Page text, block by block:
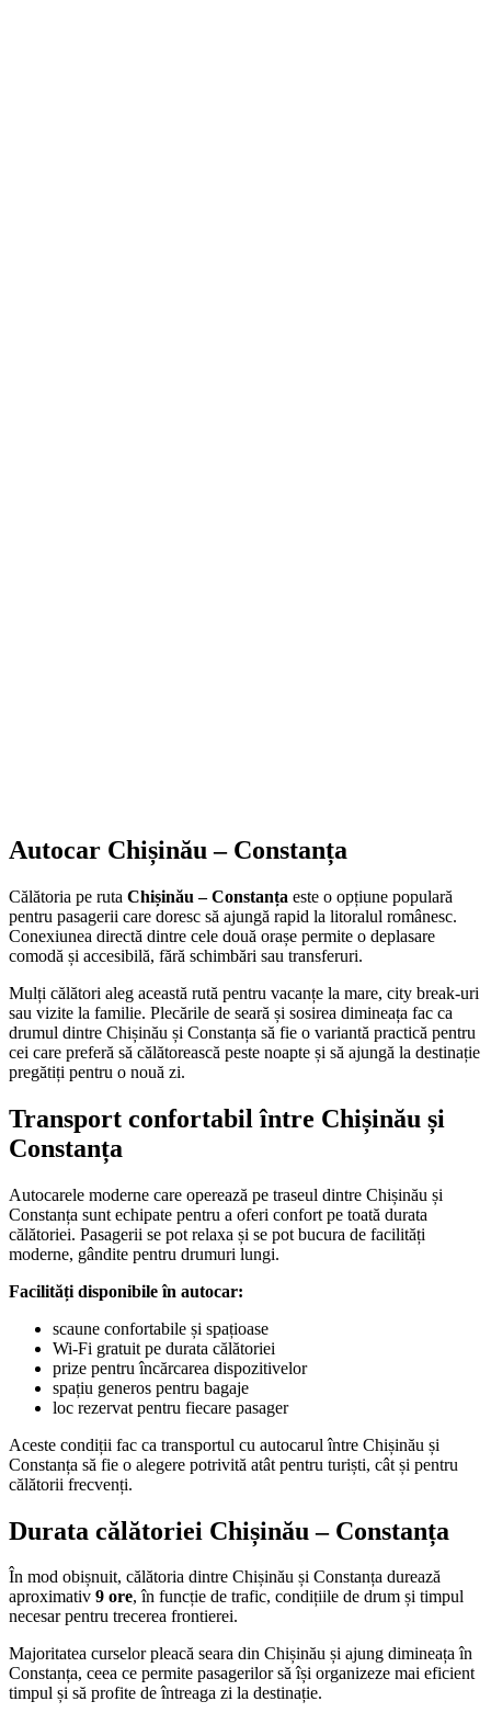
Autocar Chișinău – Constanța
Călătoria pe ruta Chișinău – Constanța este o opțiune populară
pentru pasagerii care doresc să ajungă rapid la litoralul românesc.
Conexiunea directă dintre cele două orașe permite o deplasare
comodă și accesibilă, fără schimbări sau transferuri.
Mulți călători aleg această rută pentru vacanțe la mare, city break-uri
sau vizite la familie. Plecările de seară și sosirea dimineața fac ca
drumul dintre Chișinău și Constanța să fie o variantă practică pentru
cei care preferă să călătorească peste noapte și să ajungă la destinație
pregătiți pentru o nouă zi.
Transport confortabil între Chișinău și
Constanța
Autocarele moderne care operează pe traseul dintre Chișinău și
Constanța sunt echipate pentru a oferi confort pe toată durata
călătoriei. Pasagerii se pot relaxa și se pot bucura de facilități
moderne, gândite pentru drumuri lungi.
Facilități disponibile în autocar:
scaune confortabile și spațioase
Wi-Fi gratuit pe durata călătoriei
prize pentru încărcarea dispozitivelor
spațiu generos pentru bagaje
loc rezervat pentru fiecare pasager
Aceste condiții fac ca transportul cu autocarul între Chișinău și
Constanța să fie o alegere potrivită atât pentru turiști, cât și pentru
călătorii frecvenți.
Durata călătoriei Chișinău – Constanța
În mod obișnuit, călătoria dintre Chișinău și Constanța durează
aproximativ 9 ore, în funcție de trafic, condițiile de drum și timpul
necesar pentru trecerea frontierei.
Majoritatea curselor pleacă seara din Chișinău și ajung dimineața în
Constanța, ceea ce permite pasagerilor să își organizeze mai eficient
timpul și să profite de întreaga zi la destinație.